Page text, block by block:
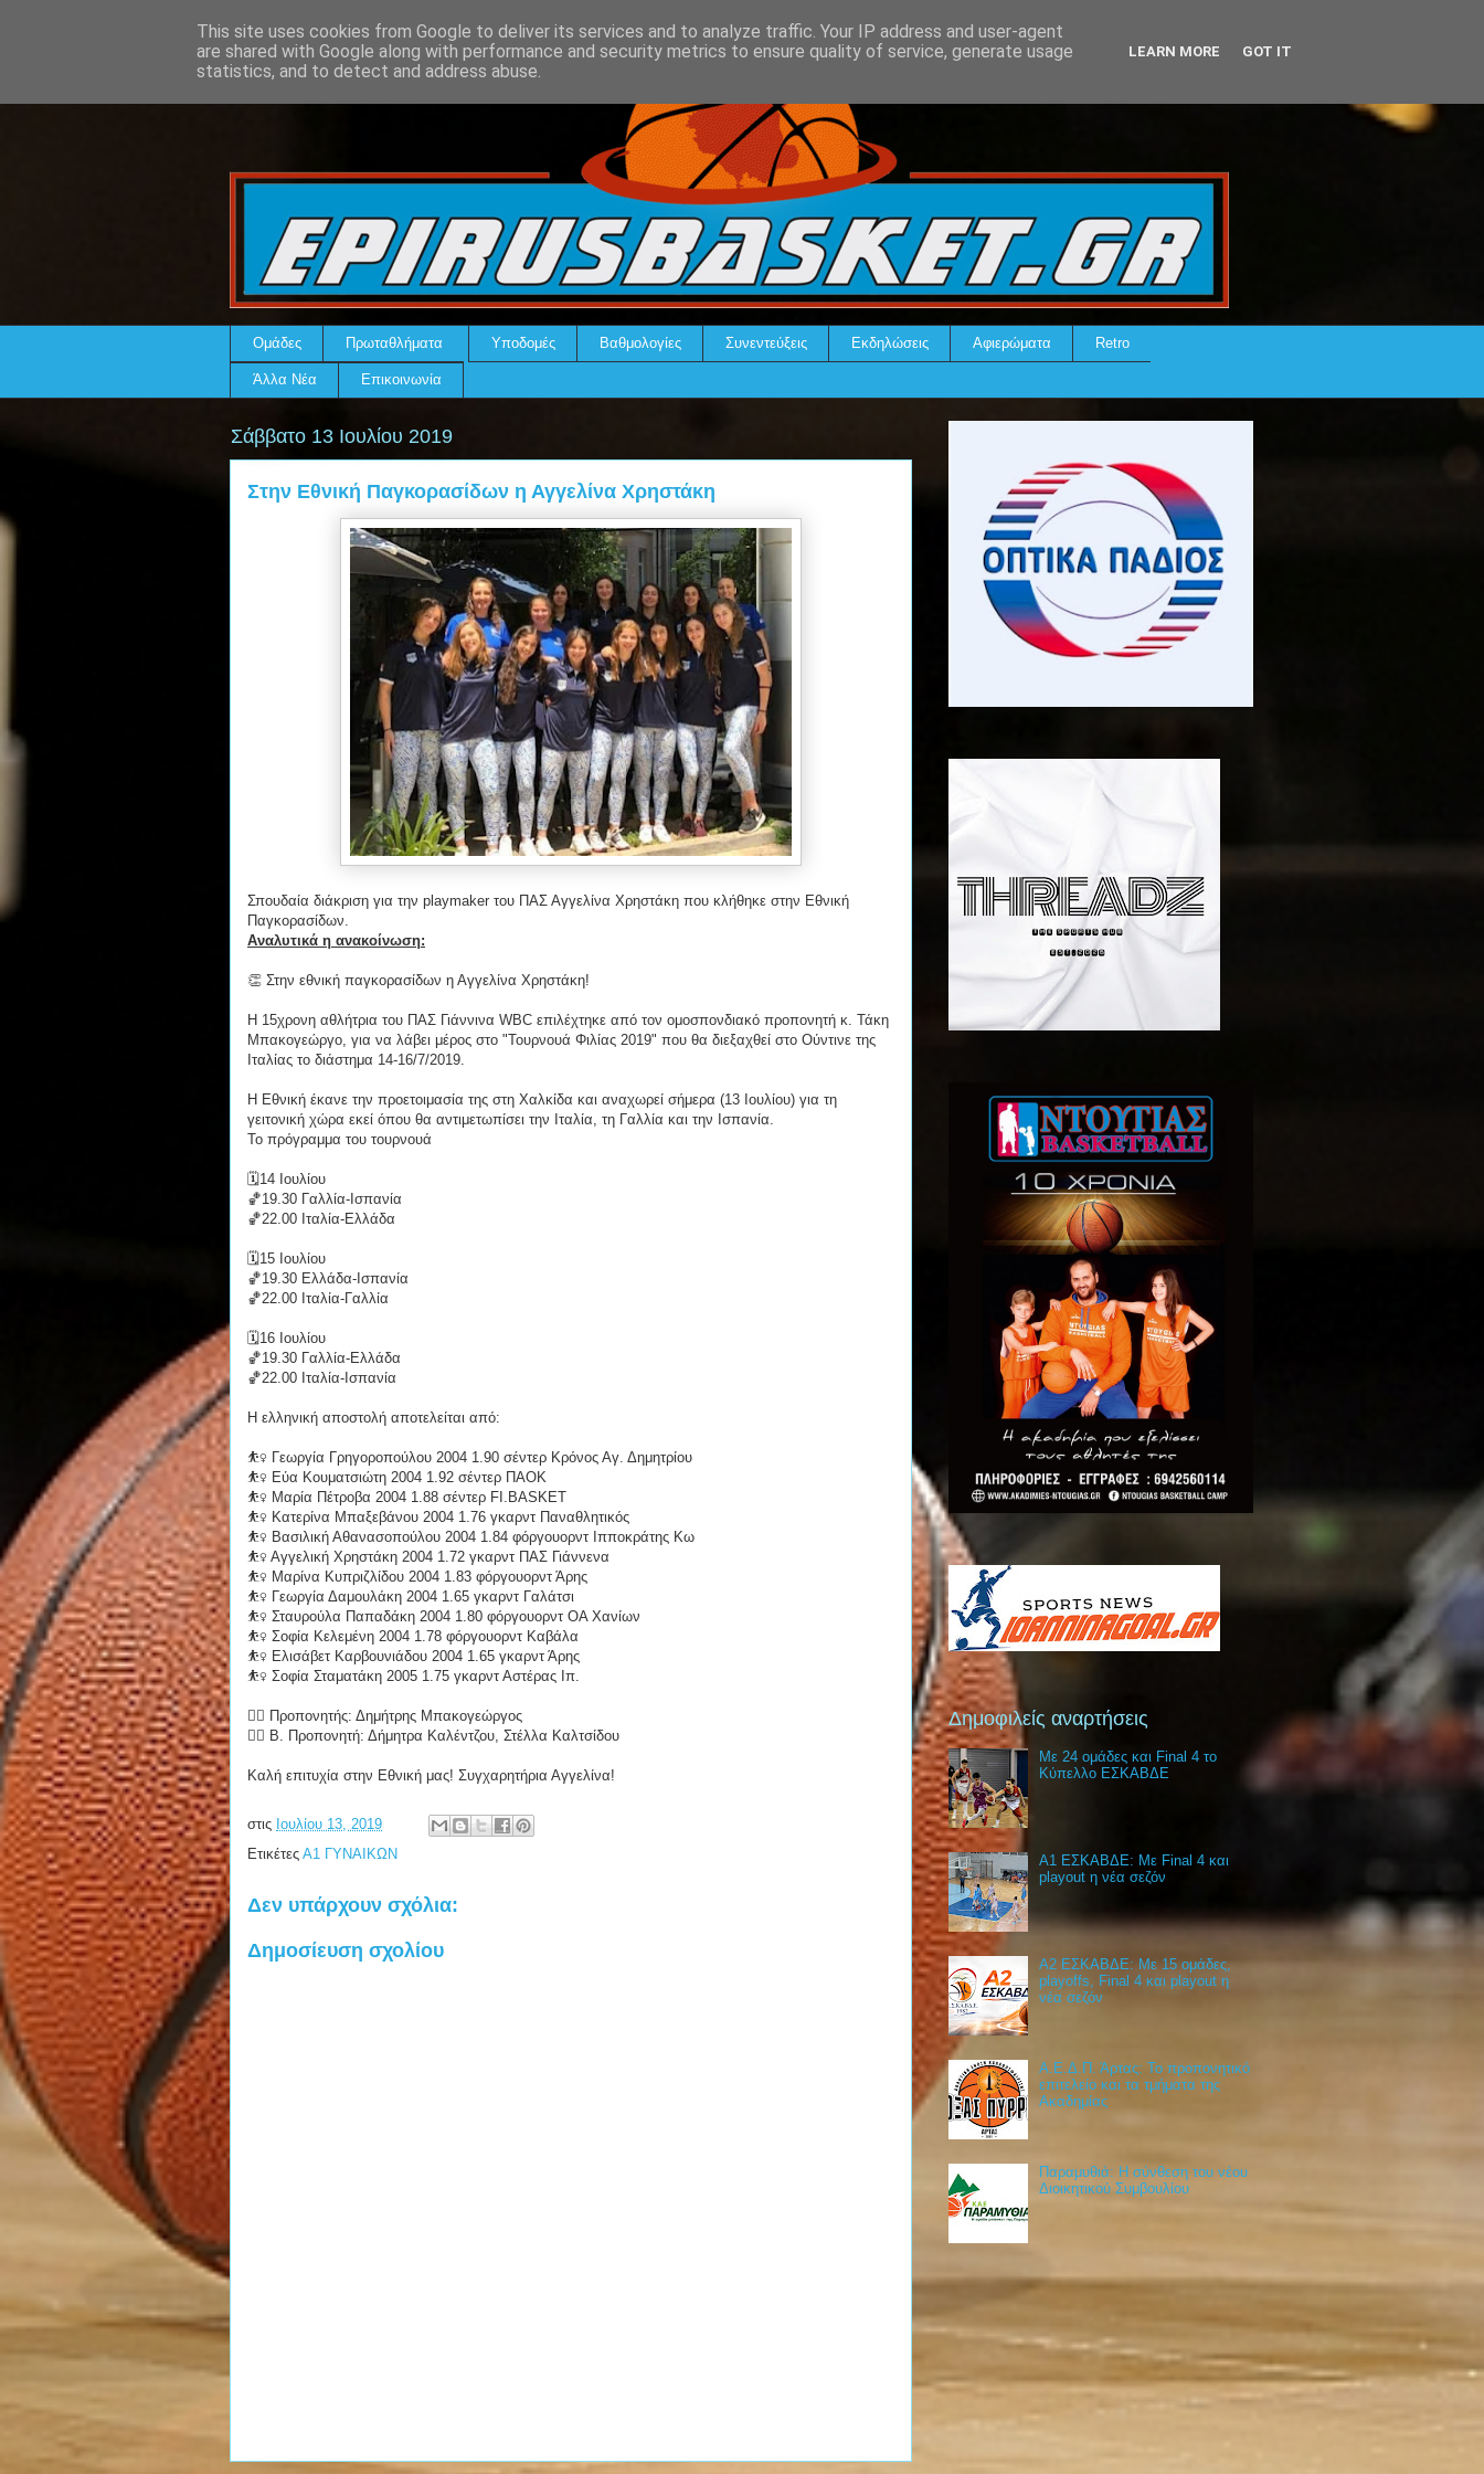
Ομάδες Πρωταθλήματα Υποδομές Βαθμολογίες Συνεντεύξεις Εκδηλώσεις Αφιερώματα Retro
Άλλα Νέα Επικοινωνία
Σάββατο 13 Ιουλίου 2019
Στην Εθνική Παγκορασίδων η Αγγελίνα Χρηστάκη
Σπουδαία διάκριση για την playmaker του ΠΑΣ Αγγελίνα Χρηστάκη που κλήθηκε στην Εθνική
Παγκορασίδων.
Αναλυτικά η ανακοίνωση:
👏 Στην εθνική παγκορασίδων η Αγγελίνα Χρηστάκη!
Η 15χρονη αθλήτρια του ΠΑΣ Γιάννινα WBC επιλέχτηκε από τον ομοσπονδιακό προπονητή κ. Τάκη
Μπακογεώργο, για να λάβει μέρος στο "Τουρνουά Φιλίας 2019" που θα διεξαχθεί στο Ούντινε της
Ιταλίας το διάστημα 14-16/7/2019.
Η Εθνική έκανε την προετοιμασία της στη Χαλκίδα και αναχωρεί σήμερα (13 Ιουλίου) για τη
γειτονική χώρα εκεί όπου θα αντιμετωπίσει την Ιταλία, τη Γαλλία και την Ισπανία.
Το πρόγραμμα του τουρνουά
🗓14 Ιουλίου
🏀19.30 Γαλλία-Ισπανία
🏀22.00 Ιταλία-Ελλάδα
🗓15 Ιουλίου
🏀19.30 Ελλάδα-Ισπανία
🏀22.00 Ιταλία-Γαλλία
🗓16 Ιουλίου
🏀19.30 Γαλλία-Ελλάδα
🏀22.00 Ιταλία-Ισπανία
Η ελληνική αποστολή αποτελείται από:
⛹️‍♀️ Γεωργία Γρηγοροπούλου 2004 1.90 σέντερ Κρόνος Αγ. Δημητρίου
⛹️‍♀️ Εύα Κουματσιώτη 2004 1.92 σέντερ ΠΑΟΚ
⛹️‍♀️ Μαρία Πέτροβα 2004 1.88 σέντερ FI.BASKET
⛹️‍♀️ Κατερίνα Μπαξεβάνου 2004 1.76 γκαρντ Παναθλητικός
⛹️‍♀️ Βασιλική Αθανασοπούλου 2004 1.84 φόργουορντ Ιπποκράτης Κω
⛹️‍♀️ Αγγελική Χρηστάκη 2004 1.72 γκαρντ ΠΑΣ Γιάννενα
⛹️‍♀️ Μαρίνα Κυπριζλίδου 2004 1.83 φόργουορντ Άρης
⛹️‍♀️ Γεωργία Δαμουλάκη 2004 1.65 γκαρντ Γαλάτσι
⛹️‍♀️ Σταυρούλα Παπαδάκη 2004 1.80 φόργουορντ ΟΑ Χανίων
⛹️‍♀️ Σοφία Κελεμένη 2004 1.78 φόργουορντ Καβάλα
⛹️‍♀️ Ελισάβετ Καρβουνιάδου 2004 1.65 γκαρντ Άρης
⛹️‍♀️ Σοφία Σταματάκη 2005 1.75 γκαρντ Αστέρας Ιπ.
🙅‍♂️ Προπονητής: Δημήτρης Μπακογεώργος
🙅‍♀️ Β. Προπονητή: Δήμητρα Καλέντζου, Στέλλα Καλτσίδου
Καλή επιτυχία στην Εθνική μας! Συγχαρητήρια Αγγελίνα!
στις Ιουλίου 13, 2019
Ετικέτες Α1 ΓΥΝΑΙΚΩΝ
Δεν υπάρχουν σχόλια:
Δημοσίευση σχολίου
Δημοφιλείς αναρτήσεις
Με 24 ομάδες και Final 4 το
Κύπελλο ΕΣΚΑΒΔΕ
Α1 ΕΣΚΑΒΔΕ: Με Final 4 και
playout η νέα σεζόν
Α2 ΕΣΚΑΒΔΕ: Με 15 ομάδες,
playoffs, Final 4 και playout η
νέα σεζόν
Α.Ε.Δ.Π. Άρτας: Το προπονητικό
επιτελείο και τα τμήματα της
Ακαδημίας
Παραμυθιά: Η σύνθεση του νέου
Διοικητικού Συμβουλίου
This site uses cookies from Google to deliver its services and to analyze traffic. Your IP address and user-agent
are shared with Google along with performance and security metrics to ensure quality of service, generate usage
statistics, and to detect and address abuse.
LEARN MORE GOT IT